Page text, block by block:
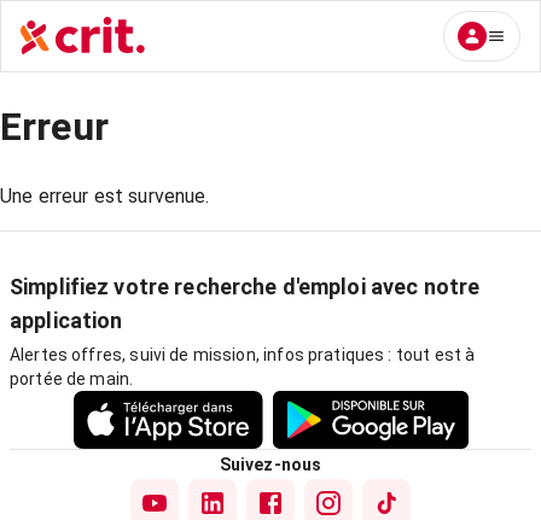
Erreur
Une erreur est survenue.
Simplifiez votre recherche d'emploi avec notre
application
Alertes offres, suivi de mission, infos pratiques : tout est à
portée de main.
Suivez-nous